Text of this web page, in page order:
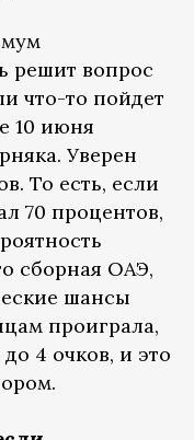
решит вопрос
что-то пойдет
10 июня
Уверен
То есть, если
70 процентов,
сборная ОАЭ,
шансы
проиграла,
4 очков, и это